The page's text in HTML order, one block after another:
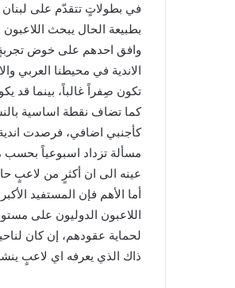
في بطولاتٍ تتقدّم على لبنان
بطبيعة الحال يبحث
وافق احدهم على خوض تجربةٍ
الاندية في محيطنا العربي
تكون صِفراً غالباً، بينما قد
كما تضاف نقطة اساسية
كأجنبي اضافي، فرصدت اندية
مسألة تزداد اسبوعياً بحسب
عينه الى ان أكثرٍ من لاعبٍ
أما الأهم فإن المستفيد
اللاعبون الدوليون على
لحماية عقودهم، إن كان
ذاك الذي يعرفه اي لاعبٍ